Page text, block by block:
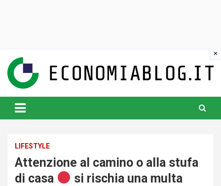
content
www.economiablog.it
LIFESTYLE
Attenzione al camino o alla stufa
di casa
si rischia una multa